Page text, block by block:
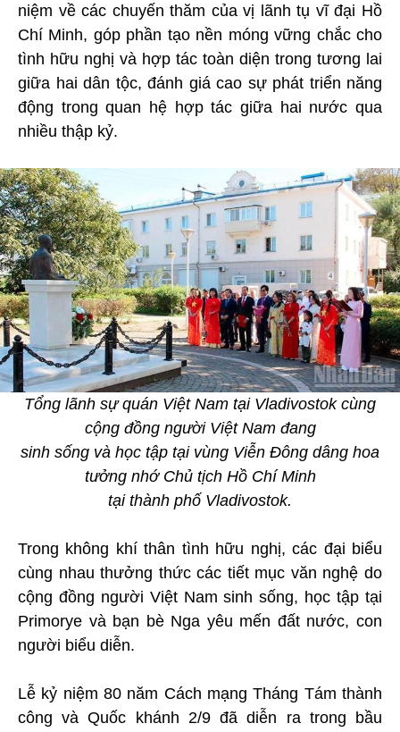
niệm về các chuyến thăm của vị lãnh tụ vĩ đại Hồ
Chí Minh, góp phần tạo nền móng vững chắc cho
tình hữu nghị và hợp tác toàn diện trong tương lai
giữa hai dân tộc, đánh giá cao sự phát triển năng
động trong quan hệ hợp tác giữa hai nước qua
nhiều thập kỷ.
Tổng lãnh sự quán Việt Nam tại Vladivostok cùng
cộng đồng người Việt Nam đang
sinh sống và học tập tại vùng Viễn Đông dâng hoa
tưởng nhớ Chủ tịch Hồ Chí Minh
tại thành phố Vladivostok.
Trong không khí thân tình hữu nghị, các đại biểu
cùng nhau thưởng thức các tiết mục văn nghệ do
cộng đồng người Việt Nam sinh sống, học tập tại
Primorye và bạn bè Nga yêu mến đất nước, con
người biểu diễn.
Lễ kỷ niệm 80 năm Cách mạng Tháng Tám thành
công và Quốc khánh 2/9 đã diễn ra trong bầu